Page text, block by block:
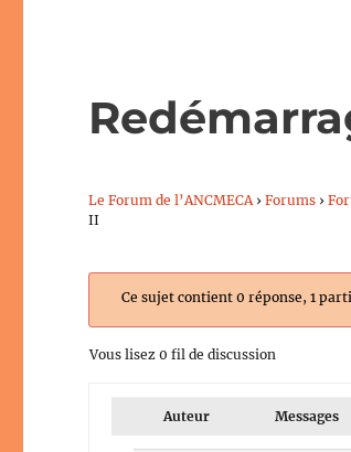
Le Forum de l’ANCMECA › Forums ›
II
Ce sujet contient 0 réponse, 1
Vous lisez 0 fil de discussion
Auteur Messages